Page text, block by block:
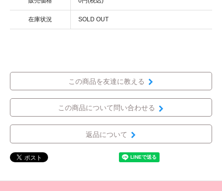
在庫状況 SOLD OUT
この商品を友達に教える
この商品について問い合わせる
返品について